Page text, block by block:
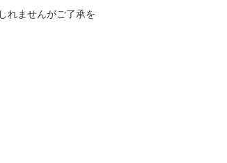
れませんがご了承を